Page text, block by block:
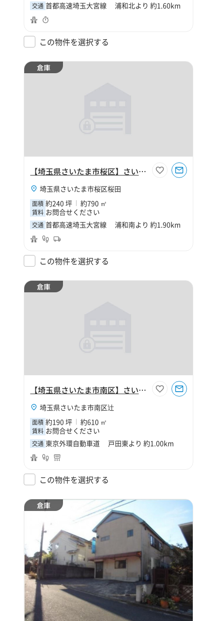
交通 首都高速埼玉大宮線 浦和北より 約1.60km
この物件を選択する
倉庫
【埼玉県さいたま市桜区】さいたま市桜区桜田1丁目240坪倉庫
埼玉県さいたま市桜区桜田
面積 約240 坪 約790 ㎡
賃料 お問合せください
交通 首都高速埼玉大宮線 浦和南より 約1.90km
この物件を選択する
倉庫
【埼玉県さいたま市南区】さいたま市南区辻5丁目190坪倉庫
埼玉県さいたま市南区辻
面積 約190 坪 約610 ㎡
賃料 お問合せください
交通 東京外環自動車道 戸田東より 約1.00km
この物件を選択する
倉庫